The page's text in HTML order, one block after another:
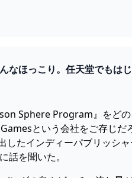
なほっこり。任天堂でもは
Sphere Program』をどの
という会社をご存じだ
たインディーパブリッシ
話を聞いた。